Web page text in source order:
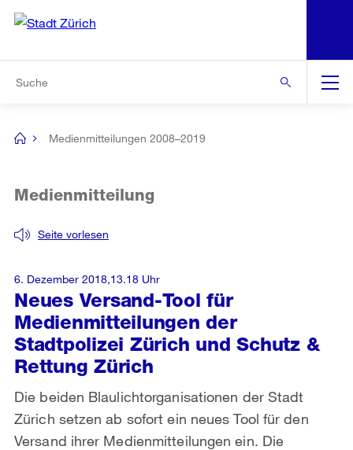
Navigation
[no
Medienmitteilungen 2008–2019
Neues Versand-Tool für
Medienmitteilungen der
Stadtpolizei Zürich und Schutz &
Rettung Zürich
Seite vorlesen
Medienmitteilung
Die beiden Blaulichtorganisationen der Stadt
Zürich setzen ab sofort ein neues Tool für den
Versand ihrer Medienmitteilungen ein. Die
6. Dezember 2018,13.18 Uhr